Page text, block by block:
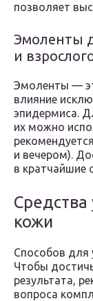
позволяет
Эмоленты
и
Эмоленты —
влияние
эпидермиса.
их можно
и вечером).
в кратчайшие
кожи
Способов для
Чтобы
результата,
вопроса